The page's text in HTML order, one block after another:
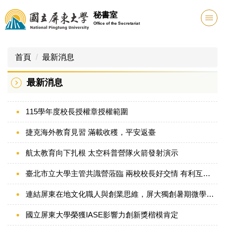
跳
到
主
區
秘書室
Office of the Secretariat
首頁 最新消息
最新消息
115學年度校長授權章授權範圍
捷克海外教育見習 滿載收穫，平安返臺
航太教育向下扎根 太空科普營隊火箭發射演示
臺北市立大學主管共識營蒞臨 兩校校長好交情 有利互相交流學習
連結屏東在地文化職人與創業思維，屏大獨創暑期微學分課程帶領學生深度走讀屏東
國立屏東大學榮獲IASE影響力創新獎楷模肯定